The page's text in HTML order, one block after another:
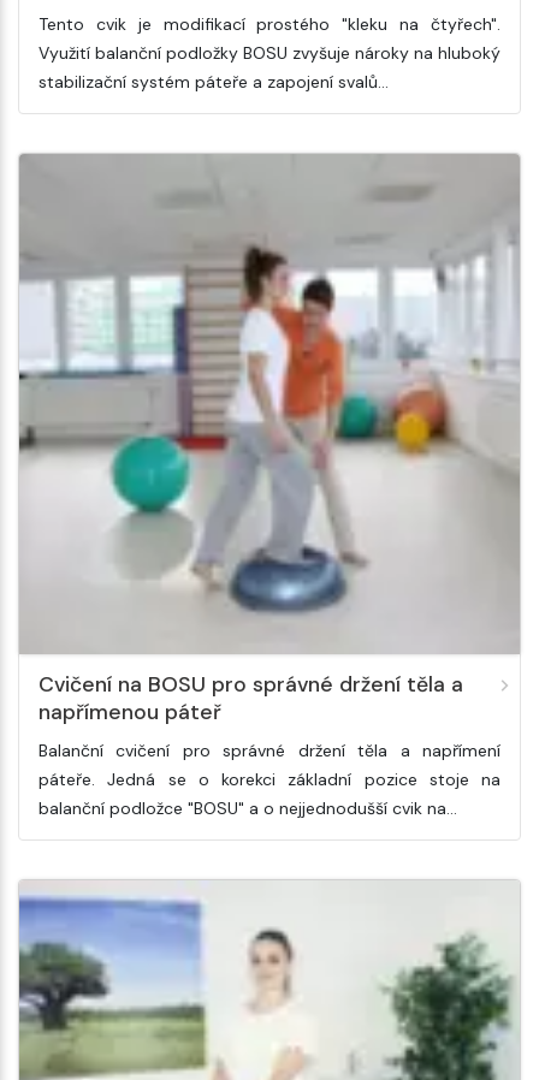
Tento cvik je modifikací prostého "kleku na čtyřech".
Využití balanční podložky BOSU zvyšuje nároky na hluboký
stabilizační systém páteře a zapojení svalů…
Cvičení na BOSU pro správné držení těla a
napřímenou páteř
Balanční cvičení pro správné držení těla a napřímení
páteře. Jedná se o korekci základní pozice stoje na
balanční podložce "BOSU" a o nejjednodušší cvik na…